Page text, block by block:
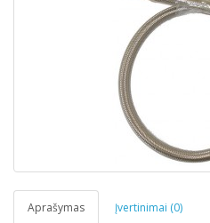
Aprašymas Įvertinimai (0)